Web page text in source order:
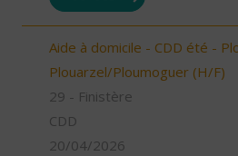
Aide à domicile - CDD été -
Plouarzel/Ploumoguer (H/F)
29 - Finistère
CDD
20/04/2026